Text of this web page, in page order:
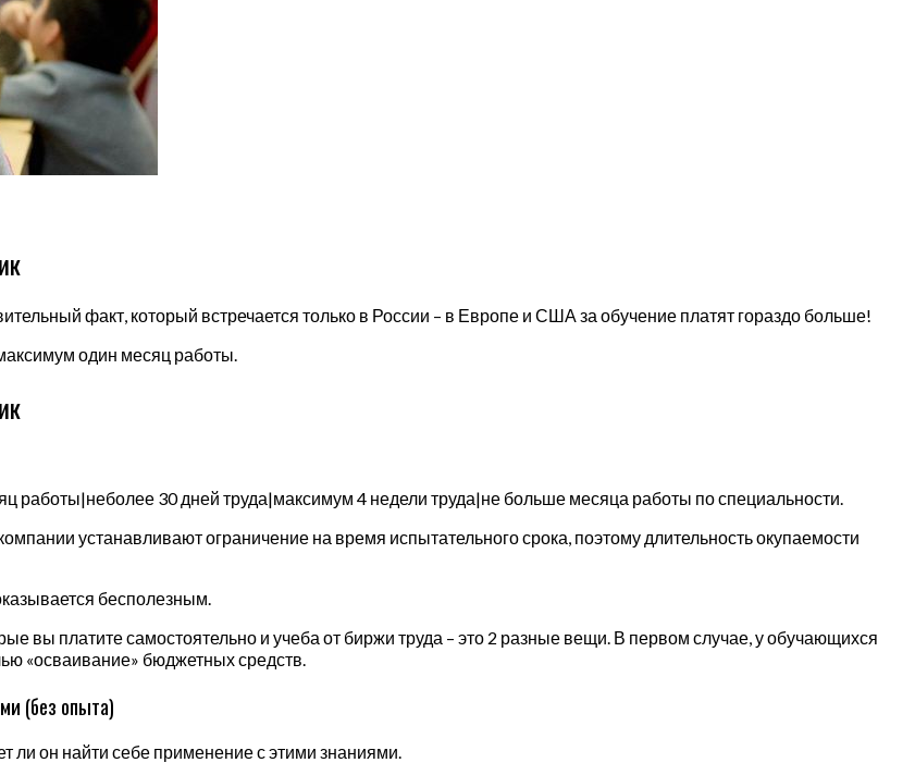
факт, который встречается только в России – в Европе и США за обучение платят гораздо больше!
один месяц работы.
работы|неболее 30 дней труда|максимум 4 недели труда|не больше месяца работы по специальности.
устанавливают ограничение на время испытательного срока, поэтому длительность окупаемости
бесполезным.
вы платите самостоятельно и учеба от биржи труда – это 2 разные вещи. В первом случае, у обучающихся
«осваивание» бюджетных средств.
(без опыта)
ли он найти себе применение с этими знаниями.